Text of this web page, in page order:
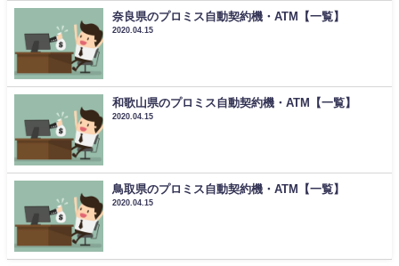
奈良県のプロミス自動契約機・ATM【一覧】
2020.04.15
和歌山県のプロミス自動契約機・ATM【一覧】
2020.04.15
鳥取県のプロミス自動契約機・ATM【一覧】
2020.04.15